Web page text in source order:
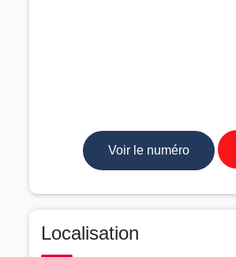
Voir le numéro
Localisation